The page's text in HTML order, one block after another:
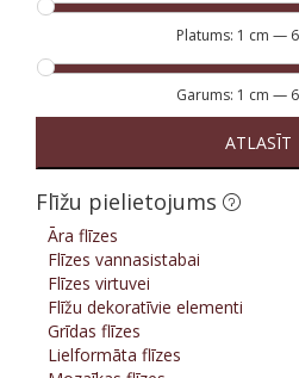
Platums: 1 cm —
Garums: 1 cm —
ATLASĪT
Flīžu pielietojums
Āra flīzes
Flīzes vannasistabai
Flīzes virtuvei
Flīžu dekoratīvie elementi
Grīdas flīzes
Lielformāta flīzes